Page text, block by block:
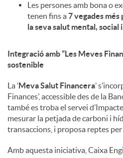
Les persones amb bona o
tenen fins a7 vegades
la seva salut mental, social
Integració amb “Les Meves
sostenible
La ‘Meva Salut Financera’
Finances’, accessible des de la
també es troba el servei
mesurar la petjada de carboni i
transaccions, i proposa reptes
Amb aquesta iniciativa, Caixa